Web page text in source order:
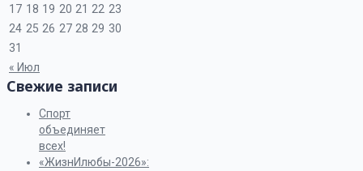
« Июл
17 18 19 20 21 22 23
24 25 26 27 28 29 30
31
Свежие записи
Спорт
объединяет
всех!
«ЖизнИлюбы-2026»: